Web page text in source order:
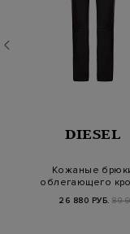
DIESEL
Кожаные
облегающего
фактурным
26 880 РУБ. 89